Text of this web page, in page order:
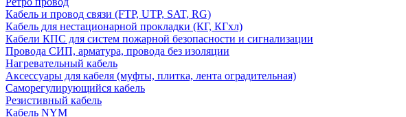
Кабель и провод связи (FTP, UTP, SAT, RG)
Кабель для нестационарной прокладки (КГ, КГхл)
Кабели КПС для систем пожарной безопасности и сигнализации
Провода СИП, арматура, провода без изоляции
Нагревательный кабель
Аксессуары для кабеля (муфты, плитка, лента оградительная)
Саморегулирующийся кабель
Резистивный кабель
Кабель NYM